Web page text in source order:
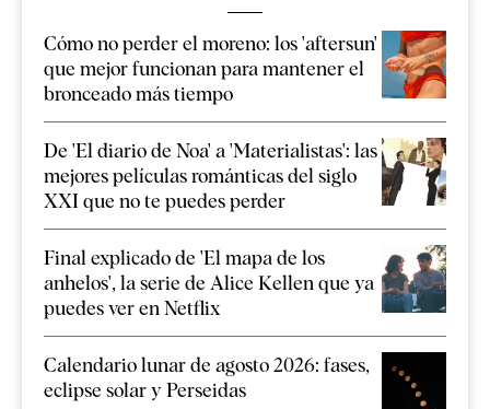
Cómo no perder el moreno: los 'aftersun'
que mejor funcionan para mantener el
bronceado más tiempo
De 'El diario de Noa' a 'Materialistas': las
mejores películas románticas del siglo
XXI que no te puedes perder
Final explicado de 'El mapa de los
anhelos', la serie de Alice Kellen que ya
puedes ver en Netflix
Calendario lunar de agosto 2026: fases,
eclipse solar y Perseidas